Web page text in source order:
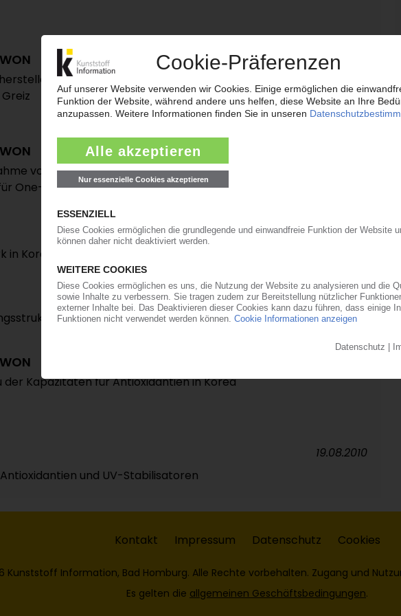
verdoppelt Kapazitäten für Fertigmischungen „Songnox
Greiz
19.04.2012
von Additive Technology Greiz / Führende Position auf dem
One-Pack-Systeme angestrebt
in Korea in Betrieb / Zwei zusätzliche „Songnox"-Typen eingeführt
14.09.2011
/ Optimierte Kundenbetreuung weltweit
21.03.2011
der Kapazitäten für Antioxidantien in Korea
und UV-Stabilisatoren
19.08.2010
Kontakt Impressum Datenschutz Cookies
Kunststoff Information, Bad Homburg. Alle Rechte vorbehalten. Zugang und
Es gelten die allgemeinen Geschäftsbedingungen.